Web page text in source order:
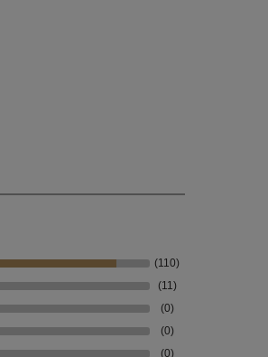
(110)
(11)
(0)
(0)
(0)